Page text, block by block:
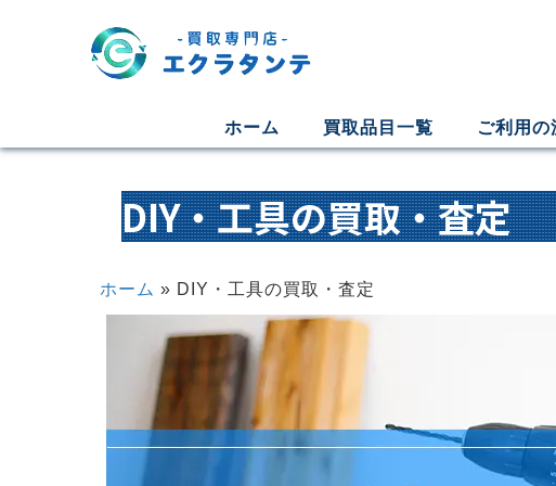
ホーム 買取品目一覧 ご利用の
DIY・工具の買取・査定
ホーム » DIY・工具の買取・査定